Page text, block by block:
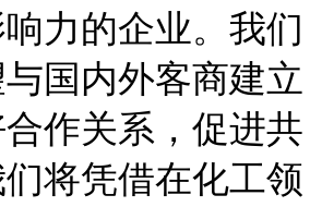
力的企业。我们
国内外客商建立
作关系，促进共
将凭借在化工领